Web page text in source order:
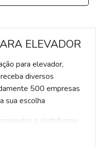
ELEVADOR
para elevador,
diversos
500 empresas
sua escolha
a plataforma
de fabricantes